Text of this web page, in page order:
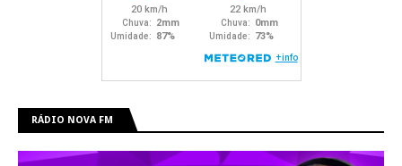
RÁDIO NOVA FM